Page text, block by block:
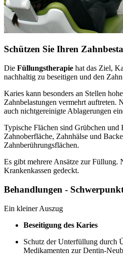
Schützen Sie Ihren
Die Füllungstherapie hat das Ziel,
nachhaltig zu beseitigen und den
Karies kann besonders an Stellen
Zahnbelastungen vermehrt auftreten.
auch nichtgereinigte Ablagerungen
Typische Flächen sind Grübchen und
Zahnoberfläche, Zahnhälse und
Zahnberührungsflächen.
Es gibt mehrere Ansätze zur Füllung.
Krankenkassen gedeckt.
Behandlungen -
Ein kleiner Auszug
Beseitigung des Karies
Schutz der Unterfüllung durch
Medikamenten zur Dentin-